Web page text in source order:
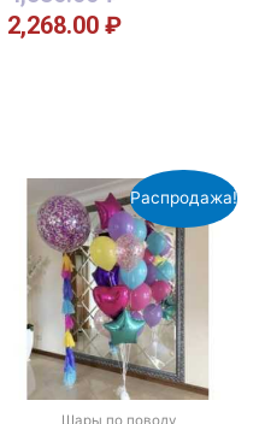
2,268.00 ₽
Распродажа!
Шары по поводу